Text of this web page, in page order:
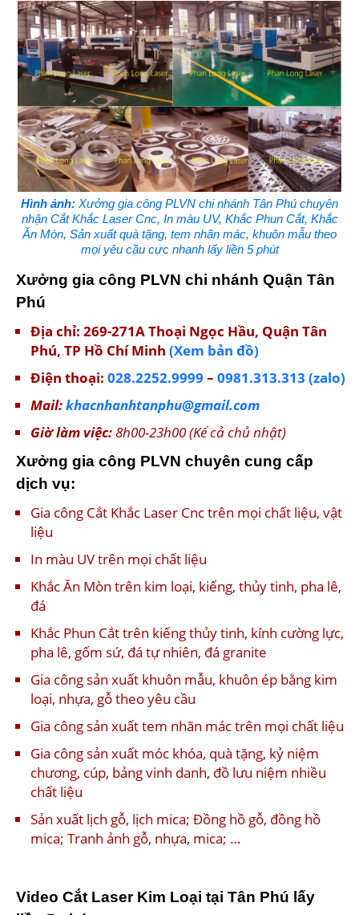
Hình ảnh: Xưởng gia công PLVN chi nhánh Tân Phú chuyên
nhận Cắt Khắc Laser Cnc, In màu UV, Khắc Phun Cắt, Khắc
Ăn Mòn, Sản xuất quà tặng, tem nhãn mác, khuôn mẫu theo
mọi yêu cầu cực nhanh lấy liền 5 phút
Xưởng gia công PLVN chi nhánh Quận Tân
Phú
Địa chỉ: 269-271A Thoại Ngọc Hầu, Quận Tân
Phú, TP Hồ Chí Minh (Xem bản đồ)
Điện thoại: 028.2252.9999 – 0981.313.313 (zalo)
Mail:khacnhanhtanphu@gmail.com
Giờ làm việc:8h00-23h00 (Kể cả chủ nhật)
Xưởng gia công PLVN chuyên cung cấp
dịch vụ:
Gia công Cắt Khắc Laser Cnc trên mọi chất liệu, vật
liệu
In màu UV trên mọi chất liệu
Khắc Ăn Mòn trên kim loại, kiếng, thủy tinh, pha lê,
đá
Khắc Phun Cắt trên kiếng thủy tinh, kính cường lực,
pha lê, gốm sứ, đá tự nhiên, đá granite
Gia công sản xuất khuôn mẫu, khuôn ép bằng kim
loại, nhựa, gỗ theo yêu cầu
Gia công sản xuất tem nhãn mác trên mọi chất liệu
Gia công sản xuất móc khóa, quà tặng, kỷ niệm
chương, cúp, bảng vinh danh, đồ lưu niệm nhiều
chất liệu
Sản xuất lịch gỗ, lịch mica; Đồng hồ gỗ, đồng hồ
mica; Tranh ảnh gỗ, nhựa, mica; …
Video Cắt Laser Kim Loại tại Tân Phú lấy